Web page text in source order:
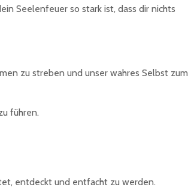
Seelenfeuer so stark ist, dass dir nichts
zu streben und unser wahres Selbst zum
führen.
entdeckt und entfacht zu werden.